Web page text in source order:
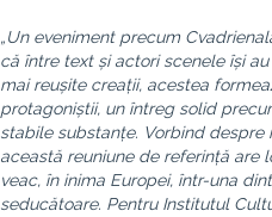
„Un eveniment precum
că între text și actori scenele își
mai reușite creații, acestea
protagoniștii, un întreg solid
stabile substanțe. Vorbind
această reuniune de referință are
veac, în inima Europei, într-una
seducătoare. Pentru Institutul